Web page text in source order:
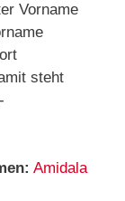
Vorname
steht
Amidala